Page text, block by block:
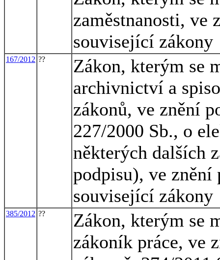
zaměstnanosti, ve
související zákony
167/2012 ??
Zákon, kterým se
archivnictví a
zákonů, ve znění
227/2000 Sb., o
některých dalších
podpisu), ve znění
související zákony
385/2012 ??
Zákon, kterým se
zákoník práce, ve